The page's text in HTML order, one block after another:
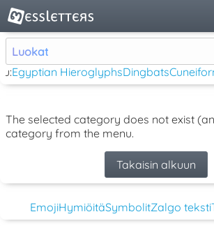
Luokat
Egyptian HieroglyphsDingbats
The selected category does not exist
category from the menu.
Takaisin alkuun
EmojiHymiöitäSymbolitZalgo teksti